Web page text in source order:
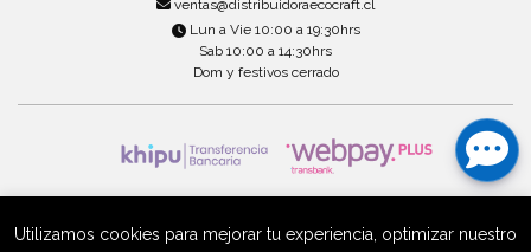
ventas@distribuidoraecocraft.cl
Lun a Vie 10:00 a 19:30hrs
Sab 10:00 a 14:30hrs
Dom y festivos cerrado
Creado por Bsale
Utilizamos cookies para mejorar tu experiencia, optimizar nuestro